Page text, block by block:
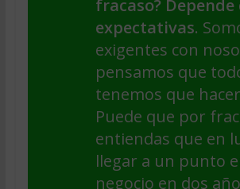
fracaso? Depende
expectativas.
exigentes con
pensamos que
tenemos que
Puede que por
entiendas que en
llegar a un punto
negocio en dos